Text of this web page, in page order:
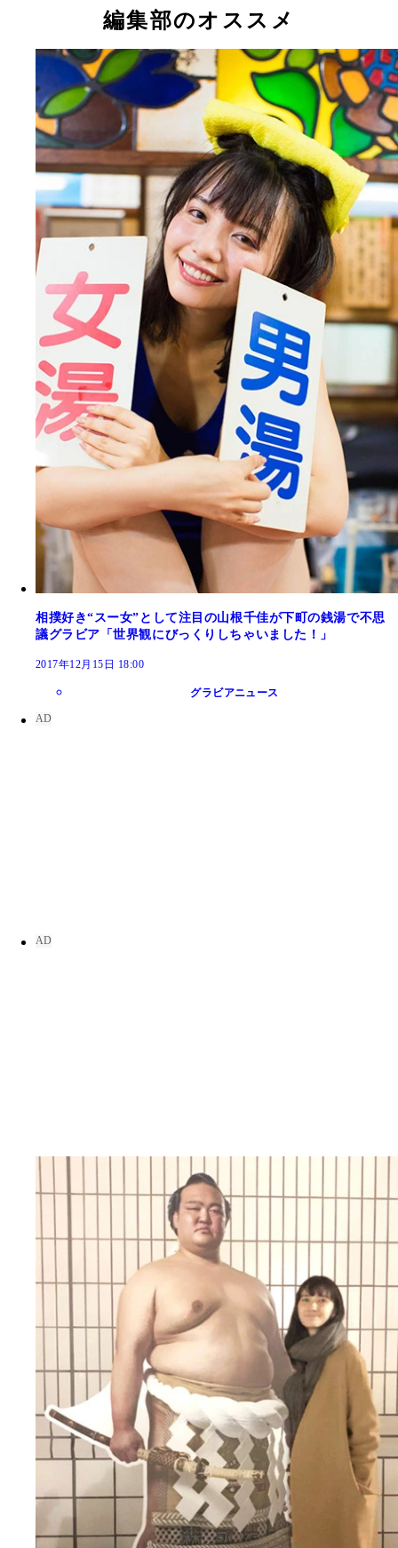
編集部のオススメ
相撲好き“スー女”として注目の山根千佳が下町の銭湯で不思
議グラビア「世界観にびっくりしちゃいました！」
2017年12月15日 18:00
グラビアニュース